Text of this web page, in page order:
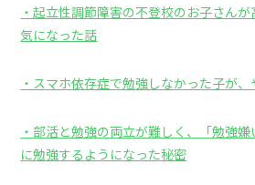
・起立性調節障害の不登校のお子さん
気になった話
・スマホ依存症で勉強しなかった子が
・部活と勉強の両立が難しく、「勉強
に勉強するようになった秘密